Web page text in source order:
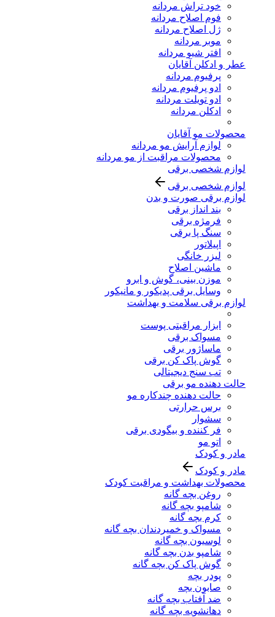
خود تراش مردانه
فوم اصلاح مردانه
ژل اصلاح مردانه
موبر مردانه
افتر شیو مردانه
عطر و ادکلن آقایان
پرفیوم مردانه
ادو پرفیوم مردانه
ادو تویلت مردانه
ادکلن مردانه
محصولات مو آقایان
لوازم آرایش مو مردانه
محصولات مراقبت از مو مردانه
لوازم شخصی برقی
لوازم شخصی برقی
لوازم برقی صورت و بدن
بند انداز برقی
فرمژه برقی
سنگ پا برقی
اپیلاتور
لیزر خانگی
ماشین اصلاح
موزن بینی، گوش و ابرو
وسایل برقی پدیکور و مانیکور
لوازم برقی سلامت و بهداشت
ابزار مراقبتی پوست
مسواک برقی
ماساژور برقی
گوش پاک کن برقی
تب سنج دیجیتالی
حالت دهنده مو برقی
حالت دهنده چندکاره مو
برس حرارتی
سشوار
فر کننده و بیگودی برقی
اتو مو
مادر و کودک
مادر و کودک
محصولات بهداشت و مراقبت کودک
روغن بچه گانه
شامپو بچه گانه
کرم بچه گانه
مسواک و خمیردندان بچه گانه
لوسیون بچه گانه
شامپو بدن بچه گانه
گوش پاک کن بچه گانه
پودر بچه
صابون بچه
ضد آفتاب بچه گانه
دهانشویه بچه گانه